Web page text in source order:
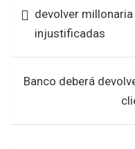
o
k
p
entradas
devolver
injustificadas
Banco deberá